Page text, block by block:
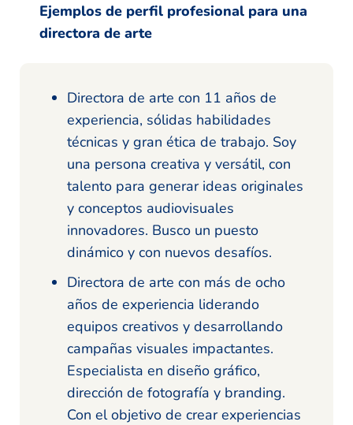
Ejemplos de perfil profesional para una
directora de arte
Directora de arte con 11 años de
experiencia, sólidas habilidades
técnicas y gran ética de trabajo. Soy
una persona creativa y versátil, con
talento para generar ideas originales
y conceptos audiovisuales
innovadores. Busco un puesto
dinámico y con nuevos desafíos.
Directora de arte con más de ocho
años de experiencia liderando
equipos creativos y desarrollando
campañas visuales impactantes.
Especialista en diseño gráfico,
dirección de fotografía y branding.
Con el objetivo de crear experiencias